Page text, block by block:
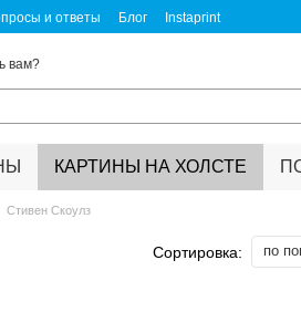
и ответы Блог
Instaprint
вам?
КАРТИНЫ НА ХОЛСТЕ
Стивен Скоулз
Сортировка: по